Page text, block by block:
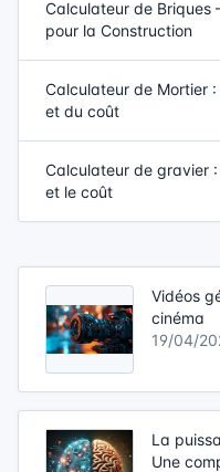
Calculateur de Briques
pour la Construction
Calculateur de Mortier
et du coût
Calculateur de gravier
et le coût
Vidéos
cinéma
19/04/
La
Une